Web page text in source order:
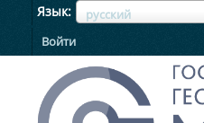
Язык русский
ЯзыкЯзык
Войти